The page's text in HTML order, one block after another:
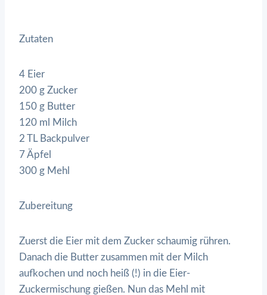
Zutaten
4 Eier
200 g Zucker
150 g Butter
120 ml Milch
2 TL Backpulver
7 Äpfel
300 g Mehl
Zubereitung
Zuerst die Eier mit dem Zucker schaumig rühren.
Danach die Butter zusammen mit der Milch
aufkochen und noch heiß (!) in die Eier-
Zuckermischung gießen. Nun das Mehl mit